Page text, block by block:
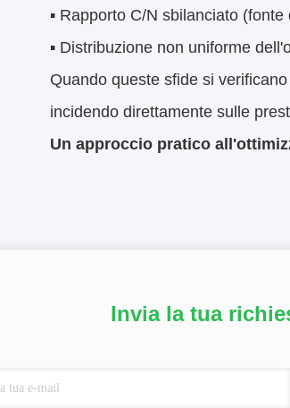
▪️ Rapporto C/N sbilanciato
▪️ Distribuzione non uniforme
Quando queste sfide si
incidendo direttamente sulle
Un approccio pratico
Invia la tua